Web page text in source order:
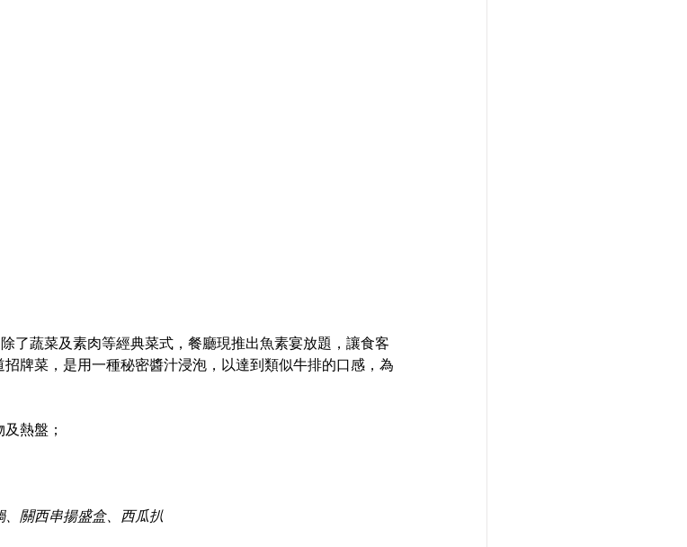
了蔬菜及素肉等經典菜式，餐廳現推出魚素宴放題，讓食客
牌菜，是用一種秘密醬汁浸泡，以達到類似牛排的口感，為
熱盤；
關西串揚盛盒、西瓜扒